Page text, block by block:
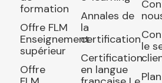
formation
Offre FLM
Enseignement
supérieur
Offre
Annales de
la
certification
Certification
en langue
le